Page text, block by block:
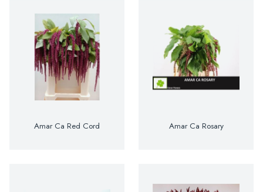
Amar Ca Red Cord Amar Ca Rosary